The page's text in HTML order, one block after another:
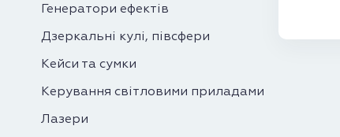
Генератори ефектів
Дзеркальні кулі, півсфери
Кейси та сумки
Керування світловими приладами
Лазери